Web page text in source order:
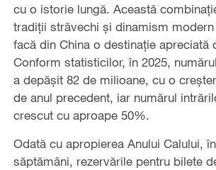
cu o istorie lungă. Această
tradiții străvechi și dinamism
facă din China o destinație apreciată
Conform statisticilor, în 2025,
a depășit 82 de milioane, cu o
de anul precedent, iar numărul
crescut cu aproape 50%.
Odată cu apropierea Anului Calului,
săptămâni, rezervările pentru bilete